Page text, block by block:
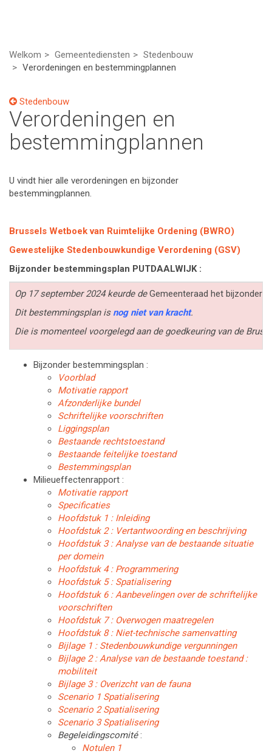
Welkom Gemeentediensten
Stedenbouw
Verordeningen en bestemmingplannen
Stedenbouw
Verordeningen en
bestemmingplannen
U vindt hier alle verordeningen en bijzonder
bestemmingplannen.
Brussels Wetboek van Ruimtelijke Ordening (BWRO)
Gewestelijke Stedenbouwkundige Verordening (GSV)
Bijzonder bestemmingsplan PUTDAALWIJK :
Op 17 september 2024 keurde deGemeenteraad het bijzonder
Dit bestemmingsplan is nog niet van kracht.
Die is momenteel voorgelegd aan de goedkeuring van de
Bijzonder bestemmingsplan :
Voorblad
Motivatie rapport
Afzonderlijke bundel
Schriftelijke voorschriften
Liggingsplan
Bestaande rechtstoestand
Bestaande feitelijke toestand
Bestemmingsplan
Milieueffectenrapport :
Motivatie rapport
Specificaties
Hoofdstuk 1 : Inleiding
Hoofdstuk 2 : Vertantwoording en beschrijving
Hoofdstuk 3 : Analyse van de bestaande situatie
per domein
Hoofdstuk 4 : Programmering
Hoofdstuk 5 : Spatialisering
Hoofdstuk 6 : Aanbevelingen over de schriftelijke
voorschriften
Hoofdstuk 7 : Overwogen maatregelen
Hoofdstuk 8 : Niet-technische samenvatting
Bijlage 1 : Stedenbouwkundige vergunningen
Bijlage 2 : Analyse van de bestaande toestand :
mobiliteit
Bijlage 3 : Overizcht van de fauna
Scenario 1 Spatialisering
Scenario 2 Spatialisering
Scenario 3 Spatialisering
Begeleidingscomité:
Notulen 1